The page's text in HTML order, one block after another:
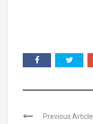
Previous Article